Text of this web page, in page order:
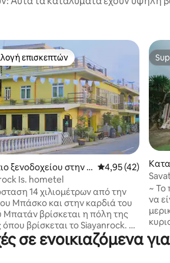
επιλογή επισκεπτών
επισκεπτών
ξενοδοχείου στην π Μέση
4,95 (42)
Is. hometel
14 χιλιομέτρων από την
Μπάσκο και στην καρδιά του
Μπατάν βρίσκεται η πόλη της
όπου βρίσκεται το Siayanrock. Το
βρίσκεται στο κέντρο της
δίπλα στην πολύ
o
~ Το
να
να
σε ενοικιαζόμενα